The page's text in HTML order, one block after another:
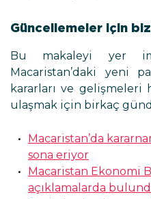
Güncellemeler için
Bu makaleyi yer
Macaristan’daki yeni
kararları ve
ulaşmak için birkaç
Macaristan’da
sona eriyor
Macaristan Ekonomi
açıklamalarda